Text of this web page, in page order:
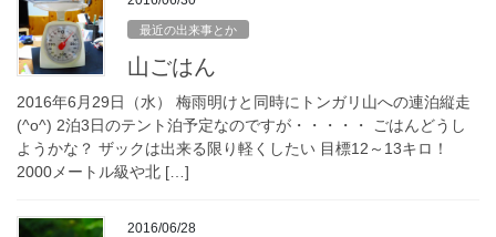
最近の出来事とか
山ごはん
2016年6月29日（水） 梅雨明けと同時にトンガリ山への連泊縦走
(^o^) 2泊3日のテント泊予定なのですが・・・・・ ごはんどうし
ようかな？ ザックは出来る限り軽くしたい 目標12～13キロ！
2000メートル級や北 […]
2016/06/28